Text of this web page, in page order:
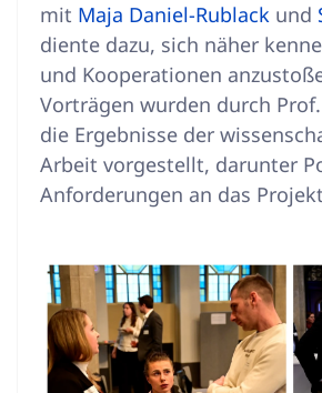
mit Maja Daniel-Rublack und
diente dazu, sich näher
und Kooperationen
Vorträgen wurden durch
die Ergebnisse der
Arbeit vorgestellt, darunter
Anforderungen an das